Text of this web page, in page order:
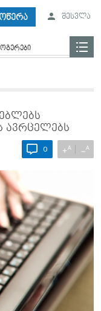
შესვლა
ავრცელებს
0 +A −A